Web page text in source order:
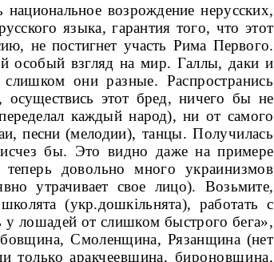
возрождение нерусских,
язы­ка, гарантия того, что этот
не постигнет участь Рима Первого.
особый взгляд на мир. Галлы, даки и
слишком они разные. Распространись
этот бред, ничего бы не
каждый народ), ни от самого
песни (ме­лодии), танцы. Получилась
бы. Это видно даже напримере
довольно много украинизмов
утрачивает свое лицо). Возьмите,
(укр.дошкiльнята), работать с
у лошадей от слишком быстрого бега»,
Смоленщина, Рязанщина (нет
только аракчеевщина, бироновщина,